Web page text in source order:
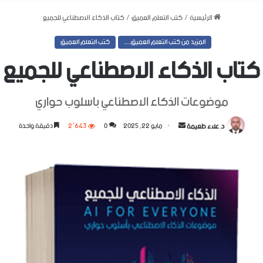
الرئيسية/كتب التعلم العميق/كتاب الذكاء الاصطناعي للجميع
المزيد من كتب التعلم العميق...... كتب التعلم العميق
كتاب الذكاء الاصطناعي للجميع
موضوعات الذكاء الاصطناعي باسلوب حواري
د. علاء طعيمة
أرسل مايو 22, 2025 0 2٬643 دقيقة واحدة